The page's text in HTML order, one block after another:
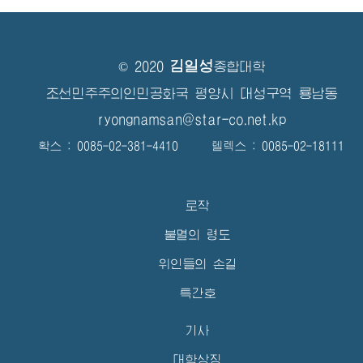
© 2020 김일성종합대학
조선민주주의인민공화국 평양시 대성구역 룡남동
ryongnamsan@star-co.net.kp
확스 : 0085-02-381-4410 텔렉스 : 0085-02-18111
로작
불멸의 령도
위인들의 손길
특간호
기사
대학상징